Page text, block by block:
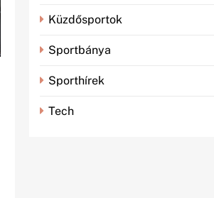
Küzdősportok
Sportbánya
Sporthírek
Tech